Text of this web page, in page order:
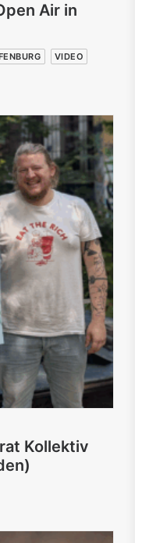
Air in
VIDEO
Kollektiv